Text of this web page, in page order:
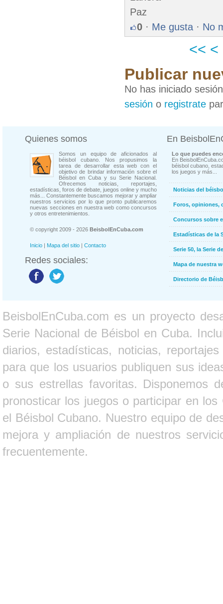
Paz
0 · Me gusta · No
<< <
Publicar
No has iniciado
sesión o registrate
Quienes somos
Somos un equipo de aficionados al
béisbol cubano. Nos propusimos la
tarea de desarrollar esta web con el
objetivo de brindar información sobre el
Béisbol en Cuba y su Serie Nacional.
Ofrecemos noticias, reportajes,
estadísticas, foros de debate, juegos online y mucho
más... Constantemente buscamos mejorar y ampliar
nuestros servicios por lo que pronto publicaremos
nuevas secciones en nuestra web como concursos
y otros entretenimientos.
© copyright 2009 - 2026 BeisbolEnCuba.com
Inicio | Mapa del sitio | Contacto
Redes sociales:
En
Lo que puedes
En
béisbol cubano,
los juegos y más...
Noticias del
Foros, opiniones,
Concursos sobre
Estadísticas de la
Serie 50, la Serie
Mapa de nuestra
Directorio de
BeisbolEnCuba.com es un proyecto
Serie Nacional de Béisbol en Cuba.
diarios, estadísticas, noticias,
para que los usuarios publiquen sus
o sus estrellas favoritas. Disponemos
pronosticar los juegos o participar en
el Béisbol Cubano. Nuestro equipo de
mejora y ampliación de nuestros
frecuentemente.